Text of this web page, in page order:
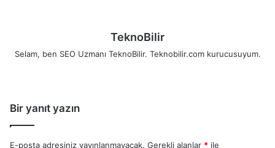
TeknoBilir
Selam, ben SEO Uzmanı TeknoBilir. Teknobilir.com kurucusuyum.
Bir yanıt yazın
E-posta adresiniz yayınlanmayacak. Gerekli alanlar * ile